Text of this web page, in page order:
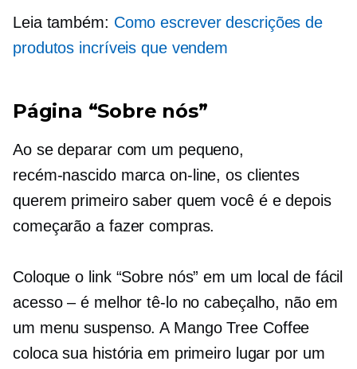
Leia também: Como escrever descrições de
produtos incríveis que vendem
Página “Sobre nós”
Ao se deparar com um pequeno,
recém-nascidomarca on-line, os clientes
querem primeiro saber quem você é e depois
começarão a fazer compras.
Coloque o link “Sobre nós” em um local de fácil
acesso – é melhor tê-lo no cabeçalho, não em
um menu suspenso. A Mango Tree Coffee
coloca sua história em primeiro lugar por um